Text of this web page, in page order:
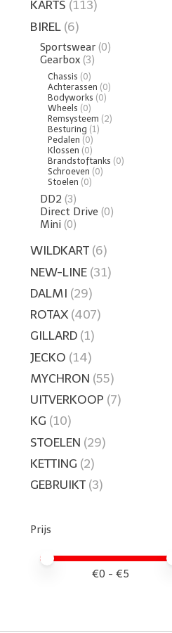
KARTS (113)
BIREL (6)
Sportswear (0)
Gearbox (3)
Chassis (0)
Achterassen (0)
Bodyworks (0)
Wheels (0)
Remsysteem (2)
Besturing (1)
Pedalen (0)
Klossen (0)
Brandstoftanks (0)
Schroeven (0)
Stoelen (0)
DD2 (3)
Direct Drive (0)
Mini (0)
WILDKART (6)
NEW-LINE (31)
DALMI (29)
ROTAX (407)
GILLARD (1)
JECKO (14)
MYCHRON (55)
UITVERKOOP (7)
KG (10)
STOELEN (29)
KETTING (2)
GEBRUIKT (3)
Prijs
Minimale prijswaarde
Price maximum value
€0 - €5